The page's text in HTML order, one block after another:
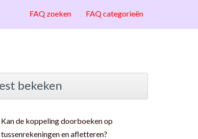
FAQ zoeken FAQ categorieën
bekeken
Kan de koppeling doorboeken op
tussenrekeningen en afletteren?